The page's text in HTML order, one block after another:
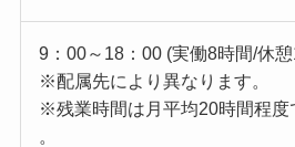
9：00～18：00 (実働8時間/休
※配属先により異なります。
※残業時間は月平均20時間程度
。